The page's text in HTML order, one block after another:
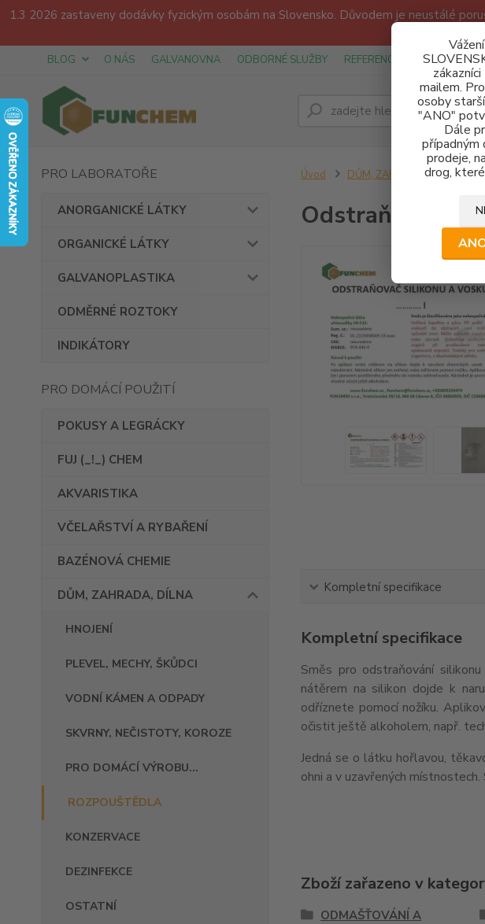
1.3 2026 zastaveny dodávky fyzickým osobám na Slovensko. Důvodem je neustálé
mailem.
osoby
"ANO"
Dále
případným
prodeje,
drog,
BLOG O NÁS GALVANOVNA ODBORNÉ SLUŽBY REFERENCE
PRO LABORATOŘE
ANORGANICKÉ LÁTKY
ORGANICKÉ LÁTKY
GALVANOPLASTIKA
ODMĚRNÉ ROZTOKY
INDIKÁTORY
PRO DOMÁCÍ POUŽITÍ
POKUSY A LEGRÁCKY
FUJ (_!_) CHEM
AKVARISTIKA
VČELAŘSTVÍ A RYBAŘENÍ
BAZÉNOVÁ CHEMIE
DŮM, ZAHRADA, DÍLNA
HNOJENÍ
PLEVEL, MECHY, ŠKŮDCI
VODNÍ KÁMEN A ODPADY
SKVRNY, NEČISTOTY, KOROZE
PRO DOMÁCÍ VÝROBU...
ROZPOUŠTĚDLA
KONZERVACE
DEZINFEKCE
OSTATNÍ
Úvod DŮM, ZAHRADA, DÍLNA
Odstraňovač
Kompletní specifikace
Kompletní specifikace
Směs pro odstraňování
nátěrem na silikon dojde k
odříznete pomocí nožíku.
očistit ještě alkoholem, např.
Jedná se o látku hořlavou,
ohni a v uzavřených
Zboží zařazeno v
ODMAŠŤOVÁNÍ A